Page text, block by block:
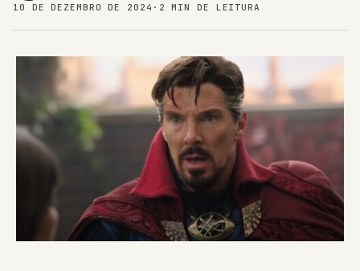
10 DE DEZEMBRO DE 2024 · 2 MIN DE LEITURA